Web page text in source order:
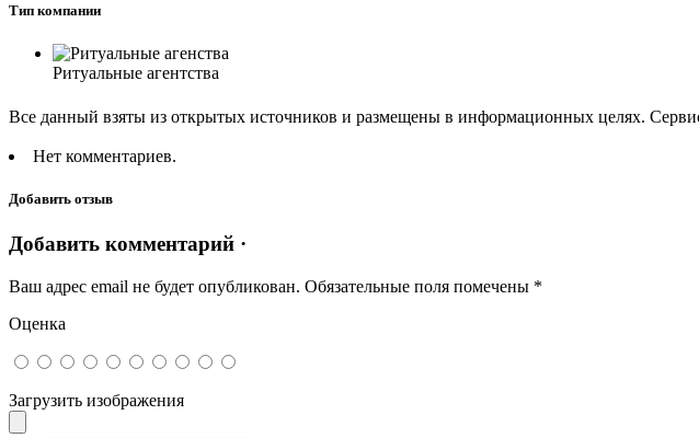
Тип компании
Ритуальные агентства
Все данный взяты из открытых источников и размещены в информационных целях.
Нет комментариев.
Добавить отзыв
Добавить комментарий ·
Ваш адрес email не будет опубликован. Обязательные поля помечены *
Оценка
Загрузить изображения